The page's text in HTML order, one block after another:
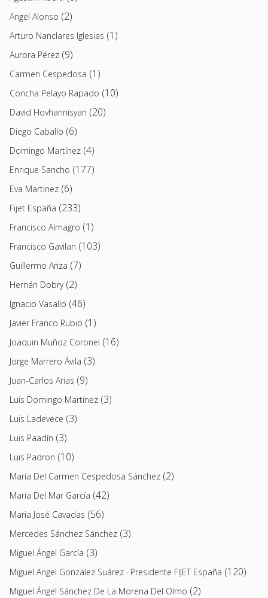
Angel Alonso (2)
Arturo Nanclares Iglesias (1)
Aurora Pérez (9)
Carmen Cespedosa (1)
Concha Pelayo Rapado (10)
David Hovhannisyan (20)
Diego Caballo (6)
Domingo Martínez (4)
Enrique Sancho (177)
Eva Martinez (6)
Fijet España (233)
Francisco Almagro (1)
Francisco Gavilan (103)
Guillermo Ariza (7)
Hernán Dobry(2)
Ignacio Vasallo (46)
Javier Franco Rubio (1)
Joaquin Muñoz Coronel (16)
Jorge Marrero Ávila (3)
Juan-Carlos Arias (9)
Luis Domingo Martínez (3)
Luis Ladevece (3)
Luis Paadín (3)
Luis Padron (10)
María Del Carmen Cespedosa Sánchez (2)
María Del Mar García (42)
Maria José Cavadas (56)
Mercedes Sánchez Sánchez (3)
Miguel Ángel García (3)
Miguel Angel Gonzalez Suárez · Presidente FIJET España (120)
Miguel Ángel Sánchez De La Morena Del Olmo (2)